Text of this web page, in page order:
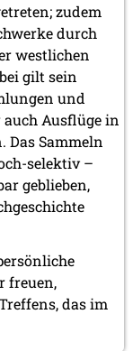
zudem
durch
westlichen
gilt sein
und
Ausflüge in
Sammeln
selektiv –
geblieben,
freuen,
das im